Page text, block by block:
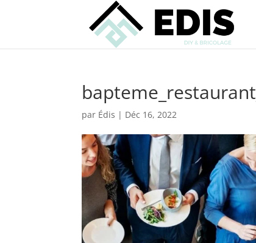
bapteme_restaurant_
par Édis | Déc 16, 2022